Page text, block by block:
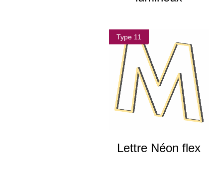
Type 11
Lettre Néon flex